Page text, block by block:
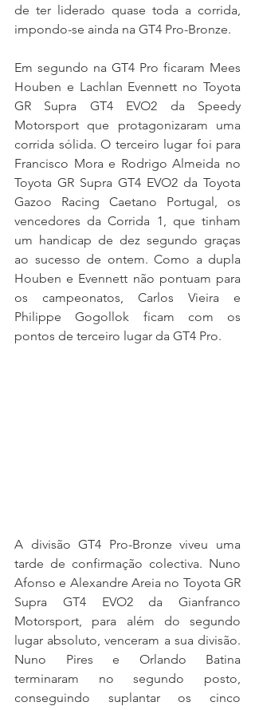
de ter liderado quase toda a corrida,
impondo-se ainda na GT4 Pro-Bronze.
Em segundo na GT4 Pro ficaram Mees
Houben e Lachlan Evennett no Toyota
GR Supra GT4 EVO2 da Speedy
Motorsport que protagonizaram uma
corrida sólida. O terceiro lugar foi para
Francisco Mora e Rodrigo Almeida no
Toyota GR Supra GT4 EVO2 da Toyota
Gazoo Racing Caetano Portugal, os
vencedores da Corrida 1, que tinham
um handicap de dez segundo graças
ao sucesso de ontem. Como a dupla
Houben e Evennett não pontuam para
os campeonatos, Carlos Vieira e
Philippe Gogollok ficam com os
pontos de terceiro lugar da GT4 Pro.
A divisão GT4 Pro-Bronze viveu uma
tarde de confirmação colectiva. Nuno
Afonso e Alexandre Areia no Toyota GR
Supra GT4 EVO2 da Gianfranco
Motorsport, para além do segundo
lugar absoluto, venceram a sua divisão.
Nuno Pires e Orlando Batina
terminaram no segundo posto,
conseguindo suplantar os cinco